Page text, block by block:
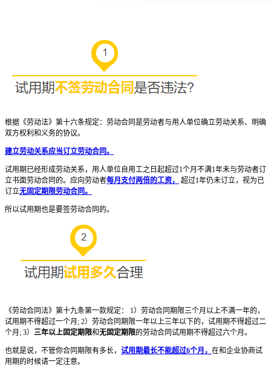
根据《劳动法》第十六条规定：劳动合同是劳动者与用人单位确立劳动关系、明确
双方权利和义务的协议。
建立劳动关系应当订立劳动合同。
试用期已经形成劳动关系，用人单位自用工之日起超过1个月不满1年未与劳动者订
立书面劳动合同的。应向劳动者每月支付两倍的工资，
超过1年仍未订立，视为已
订立无固定期限劳动合同。
所以试用期也是要签劳动合同的。
《劳动合同法》第十九条第一款规定： 1）劳动合同期限三个月以上不满一年的，
试用期不得超过一个月; 2）劳动合同期限一年以上三年以下的，试用期不得超过二
个月; 3） 三年以上固定期限和无固定期限的劳动合同试用期不得超过六个月。
也就是说，不管你合同期限有多长， 试用期最长不能超过6个月， 在和企业协商试
用期的时候请一定注意。